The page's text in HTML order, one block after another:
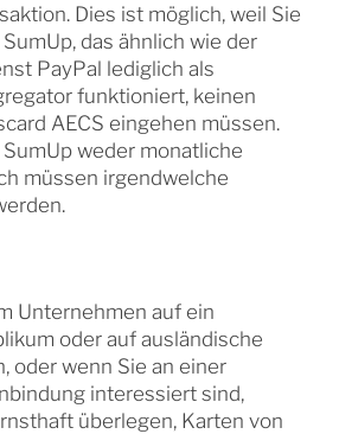
Dies ist möglich, weil Sie
das ähnlich wie der
PayPal lediglich als
funktioniert, keinen
AECS eingehen müssen.
weder monatliche
müssen irgendwelche
Unternehmen auf ein
oder auf ausländische
oder wenn Sie an einer
interessiert sind,
überlegen, Karten von